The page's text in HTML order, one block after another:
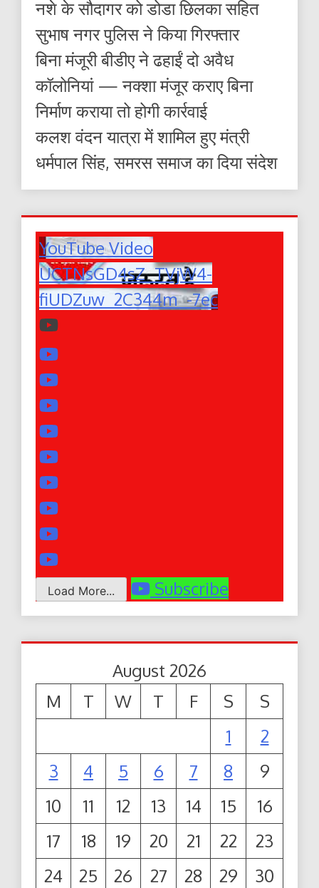
नशे के सौदागर को डोडा छिलका सहित
सुभाष नगर पुलिस ने किया गिरफ्तार
बिना मंजूरी बीडीए ने ढहाईं दो अवैध
कॉलोनियां — नक्शा मंजूर कराए बिना
निर्माण कराया तो होगी कार्रवाई
कलश वंदन यात्रा में शामिल हुए मंत्री
धर्मपाल सिंह, समरस समाज का दिया संदेश
YouTube Video
UCTNsGD4sZ_TVjW4-
fiUDZuw_2C344m_-7ec
Load More... Subscribe
August 2026
M
T W T F S
S
1
2
3
4 5 6 7 8
9
10
11 12 13 14 15
16
17
18 19 20 21 22
23
24
25 26 27 28 29
30